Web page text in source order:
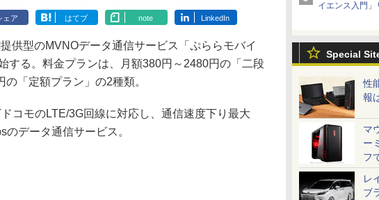
イエンス入門
Special
性
報
マ
ー
フ
レ
ブ
ェア はてブ note LinkedIn
供型のMVNOデータ通信サービス「ぷららモバイ
する。料金プランは、月額380円～2480円の「二段
「定額プラン」の2種類。
コモのLTE/3G回線に対応し、通信速度下り最大
データ通信サービス。